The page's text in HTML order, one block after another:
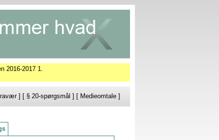
2016-2017 1.
] [ § 20-spørgsmål ] [ Medieomtale ]